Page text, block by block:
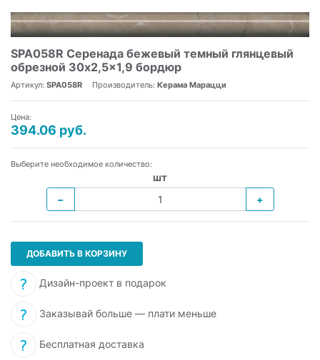
SPA058R Серенада бежевый темный глянцевый
обрезной 30x2,5x1,9 бордюр
Артикул: SPA058R Производитель: Керама Марацци
Цена:
394.06 руб.
Выберите необходимое количество:
шт
−
+
ДОБАВИТЬ В КОРЗИНУ
Дизайн-проект в подарок
Заказывай больше — плати меньше
Бесплатная доставка